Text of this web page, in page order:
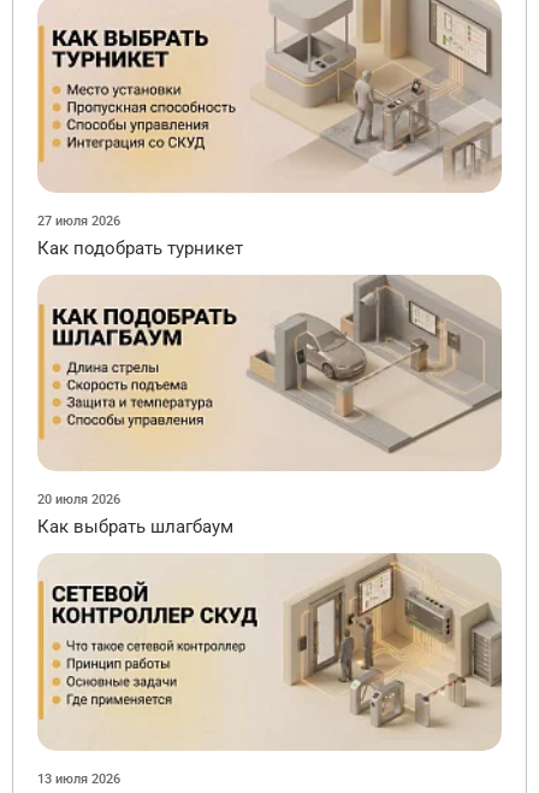
27 июля 2026
Как подобрать турникет
20 июля 2026
Как выбрать шлагбаум
13 июля 2026